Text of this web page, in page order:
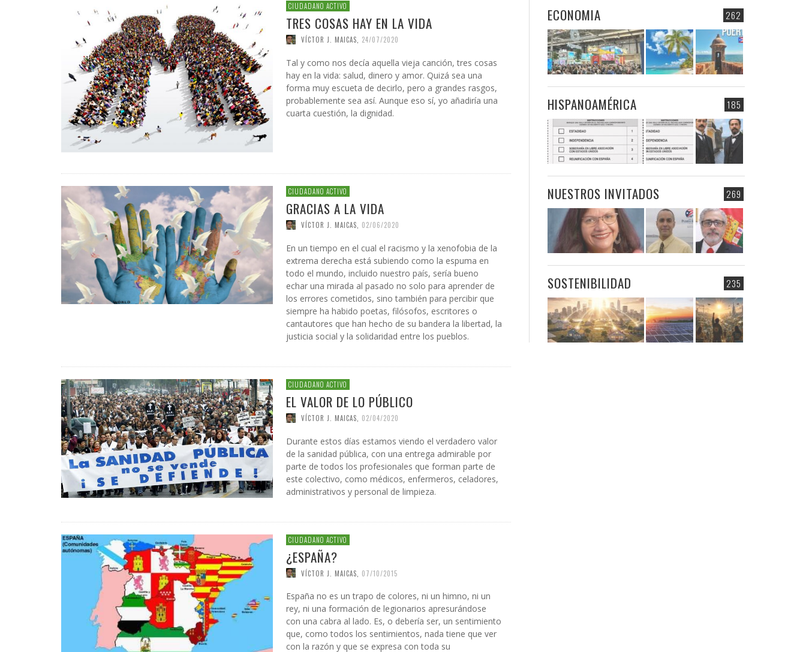
CIUDADANO ACTIVO
TRES COSAS HAY EN LA VIDA
VÍCTOR J. MAICAS 24/07/2020
Tal y como nos decía aquella vieja canción, tres cosas
hay en la vida: salud, dinero y amor. Quizá sea una
forma muy escueta de decirlo, pero a grandes rasgos,
probablemente sea así. Aunque eso sí, yo añadiría una
cuarta cuestión, la dignidad.
CIUDADANO ACTIVO
GRACIAS A LA VIDA
VÍCTOR J. MAICAS 02/06/2020
En un tiempo en el cual el racismo y la xenofobia de la
extrema derecha está subiendo como la espuma en
todo el mundo, incluido nuestro país, sería bueno
echar una mirada al pasado no solo para aprender de
los errores cometidos, sino también para percibir que
siempre ha habido poetas, filósofos, escritores o
cantautores que han hecho de su bandera la libertad, la
justicia social y la solidaridad entre los pueblos.
CIUDADANO ACTIVO
EL VALOR DE LO PÚBLICO
VÍCTOR J. MAICAS 02/04/2020
Durante estos días estamos viendo el verdadero valor
de la sanidad pública, con una entrega admirable por
parte de todos los profesionales que forman parte de
este colectivo, como médicos, enfermeros, celadores,
administrativos y personal de limpieza.
CIUDADANO ACTIVO
¿ESPAÑA?
VÍCTOR J. MAICAS 07/10/2015
España no es un trapo de colores, ni un himno, ni un
rey, ni una formación de legionarios apresurándose
con una cabra al lado. Es, o debería ser, un sentimiento
que, como todos los sentimientos, nada tiene que ver
con la razón y que se expresa con toda su
262
ECONOMIA
185
HISPANOAMÉRICA
269
NUESTROS INVITADOS
235
SOSTENIBILIDAD